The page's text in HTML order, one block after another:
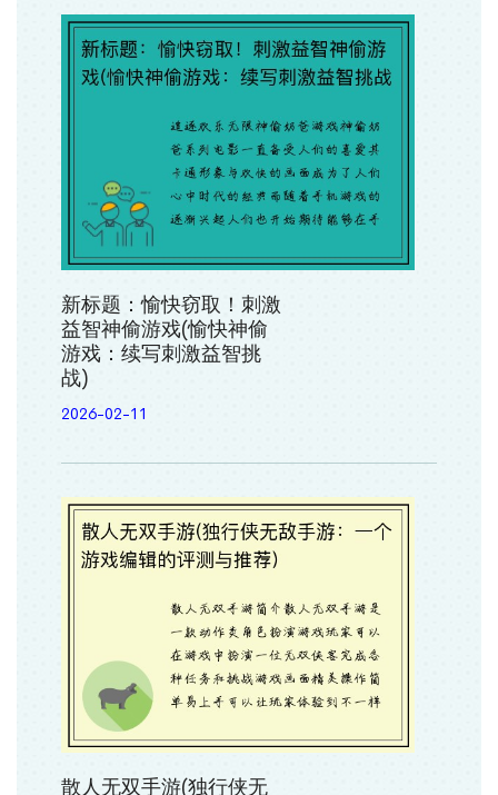
新标题：愉快窃取！刺激
益智神偷游戏(愉快神偷
游戏：续写刺激益智挑
战)
2026-02-11
散人无双手游(独行侠无